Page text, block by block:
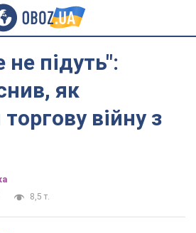
підуть":
як
війну з
8,5 т.